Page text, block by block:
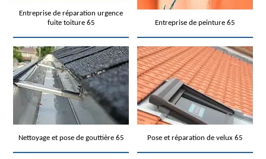
Entreprise de réparation urgence
fuite toiture 65
Entreprise de peinture 65
Nettoyage et pose de gouttière 65 Pose et réparation de velux 65